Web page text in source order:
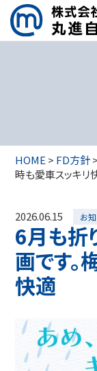
HOME> FD方針
時も愛車スッキリ
2026.06.15 お
6月も折
画です。
快適